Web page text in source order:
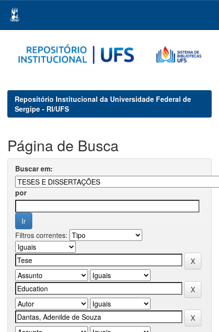
navigation
Repositório Institucional da Universidade Federal de
Sergipe - RI/UFS
Página de Busca
Buscar em:
por
Filtros correntes: